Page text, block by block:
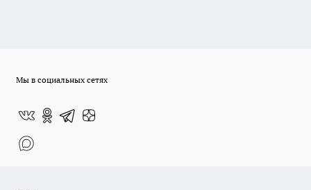
Мы в социальных сетях